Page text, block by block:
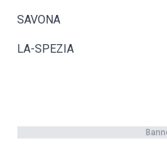
SAVONA
LA-SPEZIA